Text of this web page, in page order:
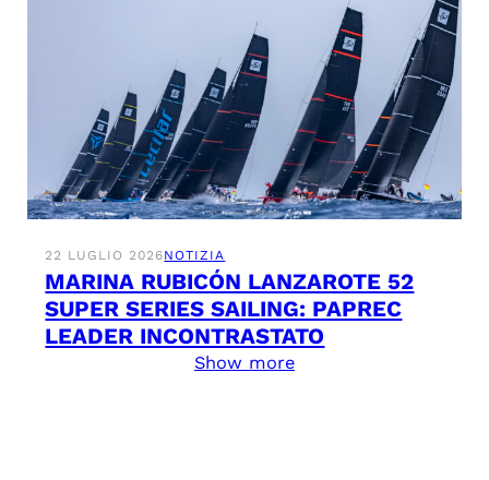
22 LUGLIO 2026NOTIZIA
MARINA RUBICÓN LANZAROTE 52
SUPER SERIES SAILING: PAPREC
LEADER INCONTRASTATO
Show more